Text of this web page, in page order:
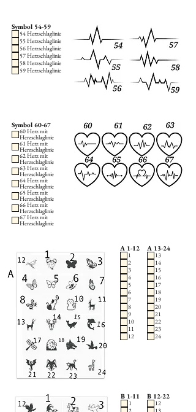
Symbol 54-59
54 Herzschlaglinie
55 Herzschlaglinie
56 Herzschlaglinie
57 Herzschlaglinie
58 Herzschlaglinie
59 Herzschlaglinie
Symbol 60-67
60 Herz mit
Herzschlaglinie
61 Herz mit
Herzschlaglinie
62 Herz mit
Herzschlaglinie
63 Herz mit
Herzschlaglinie
64 Herz mit
Herzschlaglinie
65 Herz mit
Herzschlaglinie
66 Herz mit
Herzschlaglinie
67 Herz mit
Herzschlaglinie
A 1-12
1
2
3
4
5
6
7
8
9
10
11
12
A 13-24
13
14
15
16
17
18
19
20
21
22
23
24
B 1-11
1
B 12-22
12